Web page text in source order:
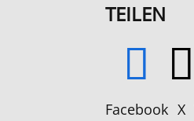
TEILEN
Facebook X